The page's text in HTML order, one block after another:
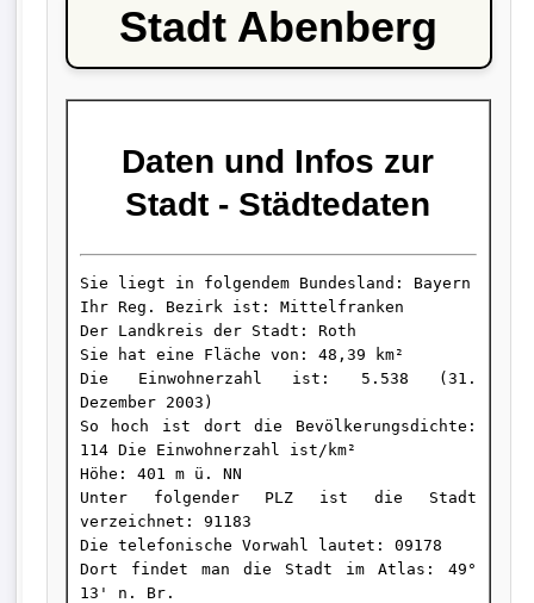
Stadt Abenberg
Daten und Infos zur
Stadt - Städtedaten
Sie liegt in folgendem Bundesland: Bayern
Ihr Reg. Bezirk ist: Mittelfranken
Der Landkreis der Stadt: Roth
Sie hat eine Fläche von: 48,39 km²
Die Einwohnerzahl ist: 5.538 (31.
Dezember 2003)
So hoch ist dort die Bevölkerungsdichte:
114 Die Einwohnerzahl ist/km²
Höhe: 401 m ü. NN
Unter folgender PLZ ist die Stadt
verzeichnet: 91183
Die telefonische Vorwahl lautet: 09178
Dort findet man die Stadt im Atlas: 49°
13' n. Br.